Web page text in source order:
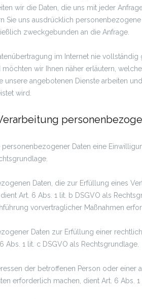
wir die Daten, die uns mit jeder
Sie uns ausdrücklich
zweckgebunden an die Anfrage.
im Internet nie
wir Ihnen näher erläutern,
unsere angebotenen Dienste arbeiten
wird.
Daten eine
Daten, die zur Erfüllung eines
Art. 6 Abs. 1 lit. b DSGVO als
vorvertraglicher Maßnahmen
Daten zur Erfüllung einer
1 lit. c DSGVO als Rechtsgrundlage.
der betroffenen Person oder einer
erforderlich machen, dient Art. 6 Abs. 1